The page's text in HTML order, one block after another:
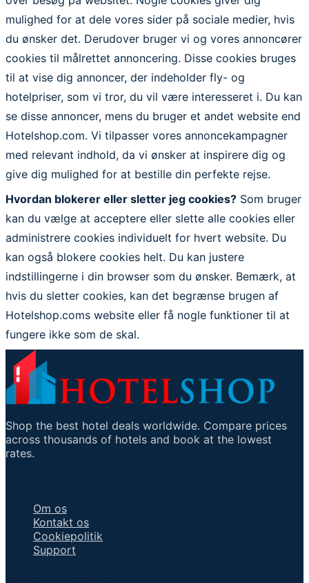
mulighed for at dele vores sider på sociale medier, hvis
du ønsker det. Derudover bruger vi og vores annoncører
cookies til målrettet annoncering. Disse cookies bruges
til at vise dig annoncer, der indeholder fly- og
hotelpriser, som vi tror, du vil være interesseret i. Du kan
se disse annoncer, mens du bruger et andet website end
Hotelshop.com. Vi tilpasser vores annoncekampagner
med relevant indhold, da vi ønsker at inspirere dig og
give dig mulighed for at bestille din perfekte rejse.
Hvordan blokerer eller sletter jeg cookies? Som bruger
kan du vælge at acceptere eller slette alle cookies eller
administrere cookies individuelt for hvert website. Du
kan også blokere cookies helt. Du kan justere
indstillingerne i din browser som du ønsker. Bemærk, at
hvis du sletter cookies, kan det begrænse brugen af
Hotelshop.coms website eller få nogle funktioner til at
fungere ikke som de skal.
Shop the best hotel deals worldwide. Compare prices
across thousands of hotels and book at the lowest
rates.
Om os
Kontakt os
Cookiepolitik
Support